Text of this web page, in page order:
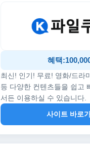
혜택
최신! 인기! 무료! 영화/드라
등 다양한 컨텐츠들을 쉽고
서든 이용하실 수 있습니다.
사이트 바로가